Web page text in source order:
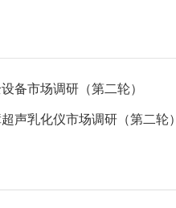
备市场调研（第二轮）
声乳化仪市场调研（第二轮）